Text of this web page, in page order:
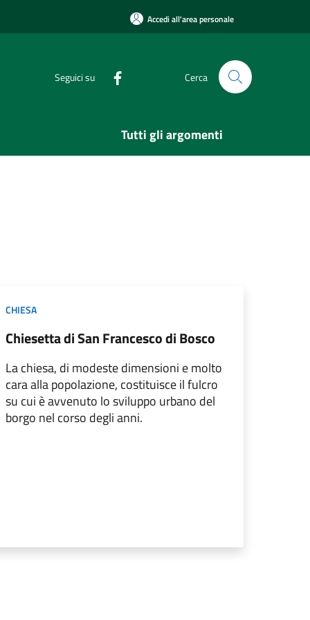
Accedi all'area personale
Seguici su Cerca
Tutti gli argomenti
CHIESA
Chiesetta di San Francesco di Bosco
La chiesa, di modeste dimensioni e molto
cara alla popolazione, costituisce il fulcro
su cui è avvenuto lo sviluppo urbano del
borgo nel corso degli anni.